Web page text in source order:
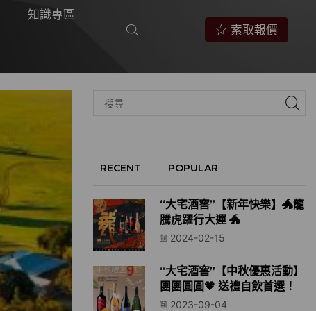
知識專區
☆ 索取報價
RECENT POPULAR
“大宅酒窖”【新年快樂】🐲龍
騰虎躍行大運 🐲
2024-02-15
“大宅酒窖”【中秋優惠活動】
團團圓圓💗 送禮自飲首選！
2023-09-04